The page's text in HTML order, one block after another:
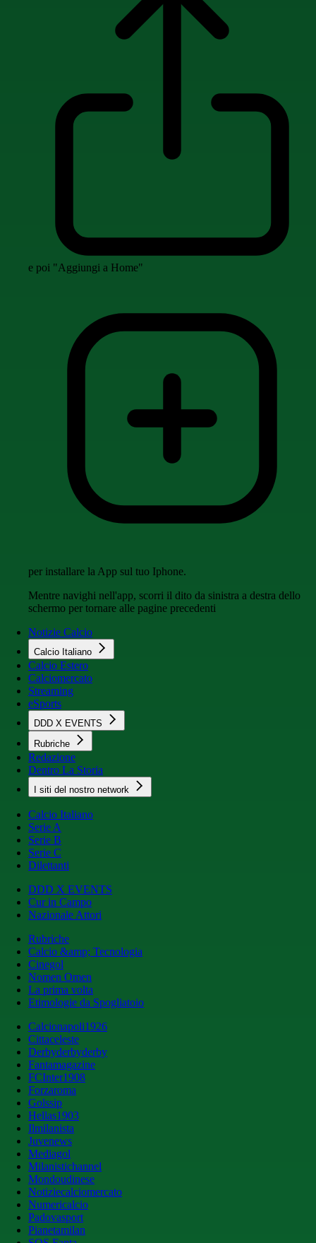
e poi "Aggiungi a Home"
per installare la App sul tuo Iphone.
Mentre navighi nell'app, scorri il dito da sinistra a destra dello
schermo per tornare alle pagine precedenti
Notizie Calcio
Calcio Italiano
Calcio Estero
Calciomercato
Streaming
eSports
DDD X EVENTS
Rubriche
Redazione
Dentro La Storia
I siti del nostro network
Calcio Italiano
Serie A
Serie B
Serie C
Dilettanti
DDD X EVENTS
Cur in Campo
Nazionale Attori
Rubriche
Calcio &amp; Tecnologia
Cinegol
Nomen Omen
La prima volta
Etimologie da Spogliatoio
Calcionapoli1926
Cittaceleste
Derbyderbyderby
Fantamagazine
FCInter1908
Forzaroma
Golssip
Hellas1903
Ilmilanista
Juvenews
Mediagol
Milanistichannel
Mondoudinese
Notiziecalciomercato
Numericalcio
Padovasport
Pianetamilan